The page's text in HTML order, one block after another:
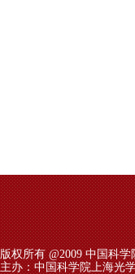
版权所有 @2009 中国科
主办：中国科学院上海光